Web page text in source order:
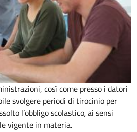
così come presso i datori
svolgere periodi di tirocinio per
l’obbligo scolastico,ai sensi
vigente in materia.